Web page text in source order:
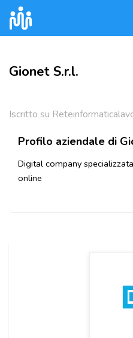
Gionet S.r.l.
Iscritto su
Profilo aziendale di
Digital company
online